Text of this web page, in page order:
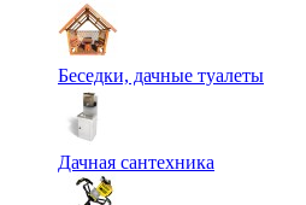
Беседки, дачные туалеты
Дачная сантехника